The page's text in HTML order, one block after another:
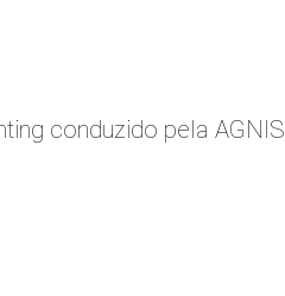
conduzido pela AGNIS